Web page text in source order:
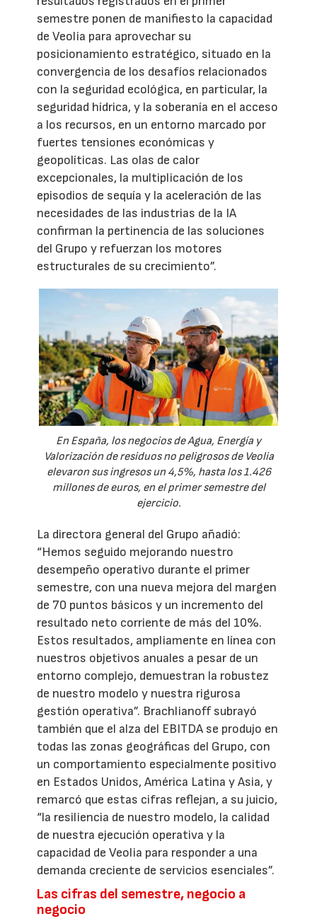
semestre ponen de manifiesto la capacidad
de Veolia para aprovechar su
posicionamiento estratégico, situado en la
convergencia de los desafíos relacionados
con la seguridad ecológica, en particular, la
seguridad hídrica, y la soberanía en el acceso
a los recursos, en un entorno marcado por
fuertes tensiones económicas y
geopolíticas. Las olas de calor
excepcionales, la multiplicación de los
episodios de sequía y la aceleración de las
necesidades de las industrias de la IA
confirman la pertinencia de las soluciones
del Grupo y refuerzan los motores
estructurales de su crecimiento”.
En España, los negocios de Agua, Energía y
Valorización de residuos no peligrosos de Veolia
elevaron sus ingresos un 4,5%, hasta los 1.426
millones de euros, en el primer semestre del
ejercicio.
La directora general del Grupo añadió:
“Hemos seguido mejorando nuestro
desempeño operativo durante el primer
semestre, con una nueva mejora del margen
de 70 puntos básicos y un incremento del
resultado neto corriente de más del 10%.
Estos resultados, ampliamente en línea con
nuestros objetivos anuales a pesar de un
entorno complejo, demuestran la robustez
de nuestro modelo y nuestra rigurosa
gestión operativa”. Brachlianoff subrayó
también que el alza del EBITDA se produjo en
todas las zonas geográficas del Grupo, con
un comportamiento especialmente positivo
en Estados Unidos, América Latina y Asia, y
remarcó que estas cifras reflejan, a su juicio,
“la resiliencia de nuestro modelo, la calidad
de nuestra ejecución operativa y la
capacidad de Veolia para responder a una
demanda creciente de servicios esenciales”.
Las cifras del semestre, negocio a
negocio